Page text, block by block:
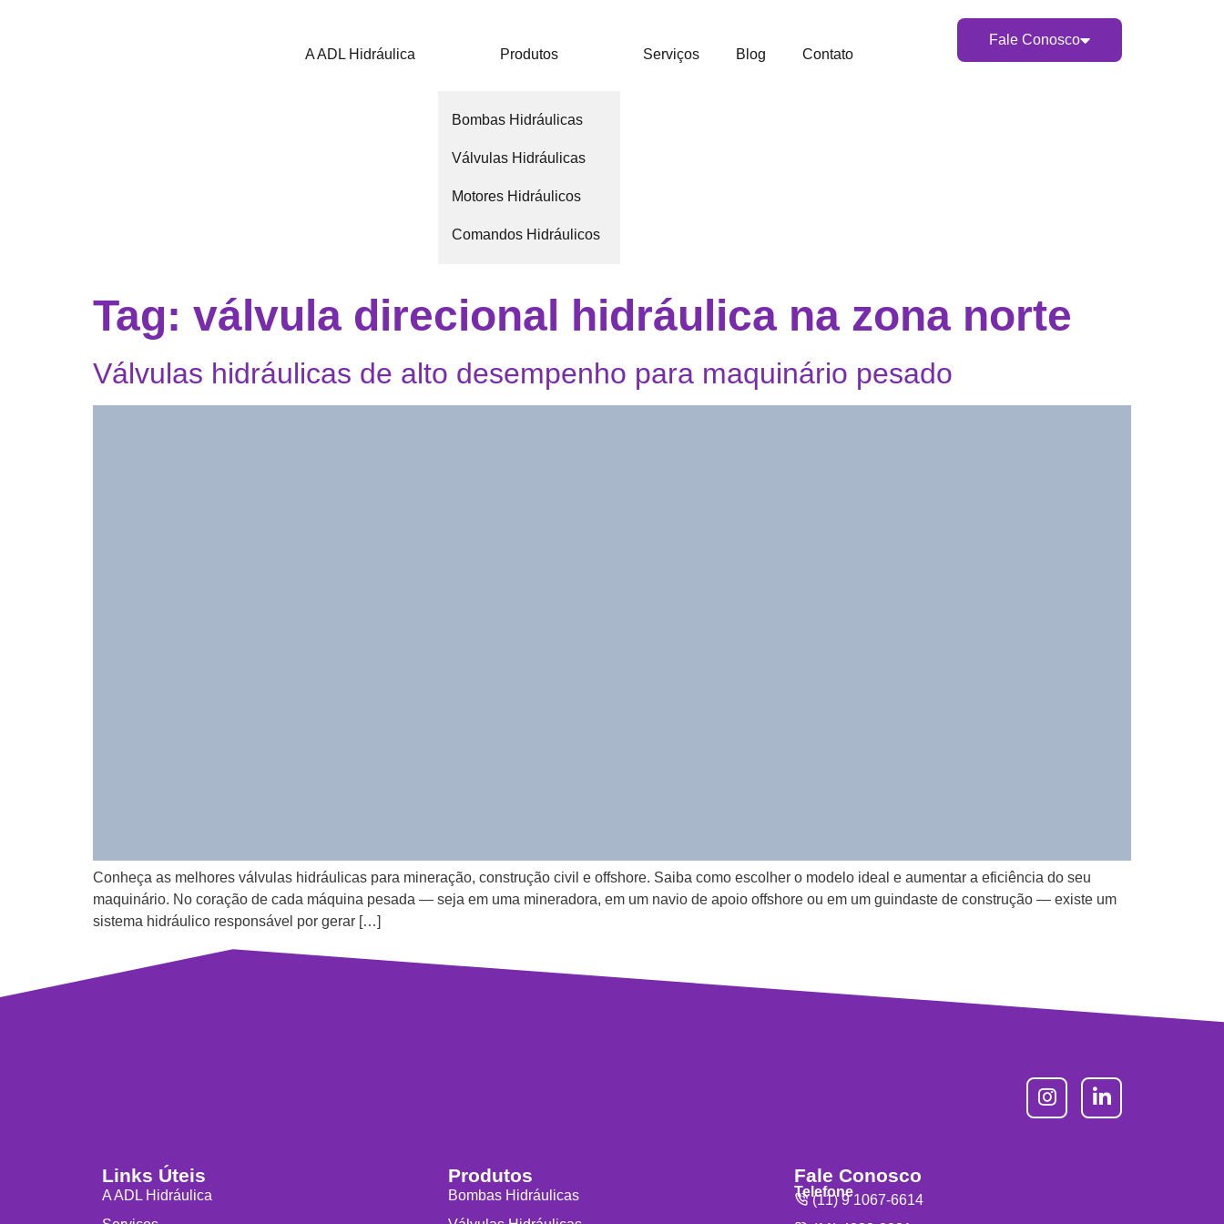
A ADL Hidráulica Produtos
Bombas Hidráulicas
Válvulas Hidráulicas
Motores Hidráulicos
Comandos Hidráulicos
Serviços Blog Contato
Fale Conosco
Tag: válvula direcional hidráulica na zona norte
Válvulas hidráulicas de alto desempenho para maquinário pesado
Conheça as melhores válvulas hidráulicas para mineração, construção civil e offshore. Saiba como escolher o modelo ideal e aumentar a eficiência do seu
maquinário. No coração de cada máquina pesada — seja em uma mineradora, em um navio de apoio offshore ou em um guindaste de construção — existe um
sistema hidráulico responsável por gerar […]
Links Úteis
A ADL Hidráulica
Produtos
Bombas Hidráulicas
Fale Conosco
Telefone
(11) 9 1067-6614